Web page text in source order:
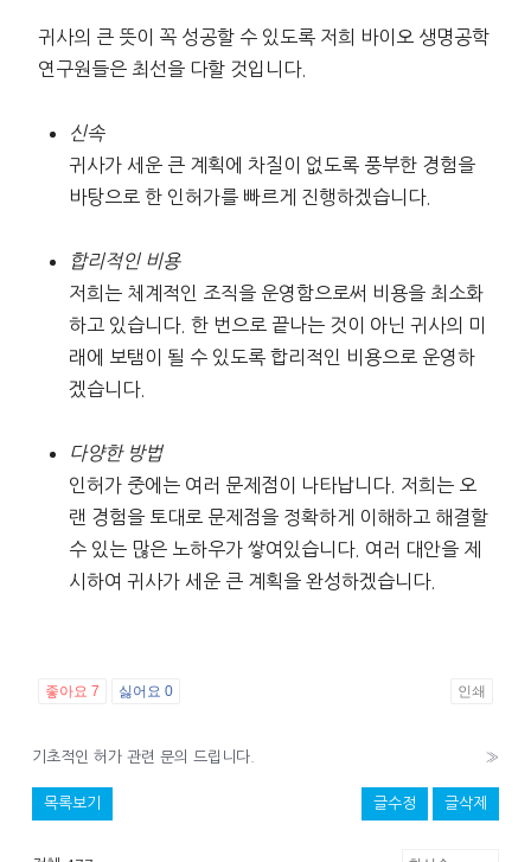
귀사의 큰 뜻이 꼭 성공할 수 있도록 저희 바이오 생명공학
연구원들은 최선을 다할 것입니다.
신속
귀사가 세운 큰 계획에 차질이 없도록 풍부한 경험을
바탕으로 한 인허가를 빠르게 진행하겠습니다.
합리적인 비용
저희는 체계적인 조직을 운영함으로써 비용을 최소화
하고 있습니다. 한 번으로 끝나는 것이 아닌 귀사의 미
래에 보탬이 될 수 있도록 합리적인 비용으로 운영하
겠습니다.
다양한 방법
인허가 중에는 여러 문제점이 나타납니다. 저희는 오
랜 경험을 토대로 문제점을 정확하게 이해하고 해결할
수 있는 많은 노하우가 쌓여있습니다. 여러 대안을 제
시하여 귀사가 세운 큰 계획을 완성하겠습니다.
좋아요 7 싫어요 0 인쇄
기초적인 허가 관련 문의 드립니다. »
목록보기 글수정 글삭제